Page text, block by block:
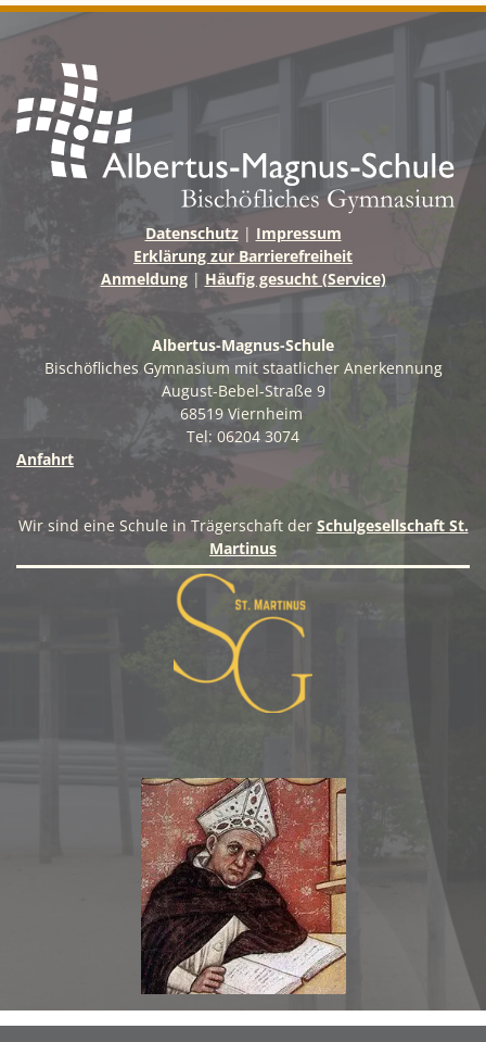
Datenschutz | Impressum
Erklärung zur Barrierefreiheit
Anmeldung | Häufig gesucht (Service)
Albertus-Magnus-Schule
Bischöfliches Gymnasium mit staatlicher Anerkennung
August-Bebel-Straße 9
68519 Viernheim
Tel: 06204 3074
Anfahrt
Wir sind eine Schule in Trägerschaft der Schulgesellschaft St.
Martinus